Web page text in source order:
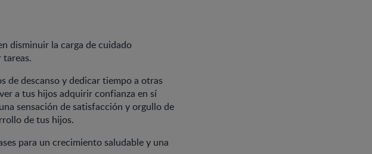
disminuir la carga de cuidado
tareas.
de descanso y dedicar tiempo a otras
a tus hijos adquirir confianza en sí
sensación de satisfacción y orgullo de
de tus hijos.
para un crecimiento saludable y una